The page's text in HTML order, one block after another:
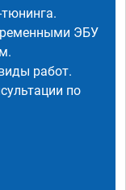
ЭБУ
работ.
по